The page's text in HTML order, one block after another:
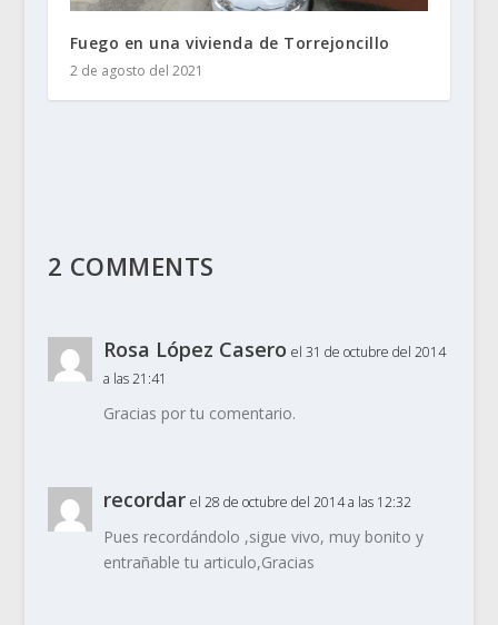
Fuego en una vivienda de Torrejoncillo
2 de agosto del 2021
2 COMMENTS
Rosa López Casero el 31 de octubre del 2014
a las 21:41
Gracias por tu comentario.
recordar el 28 de octubre del 2014 a las 12:32
Pues recordándolo ,sigue vivo, muy bonito y
entrañable tu articulo,Gracias